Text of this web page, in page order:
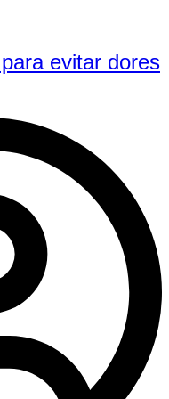
evitar dores